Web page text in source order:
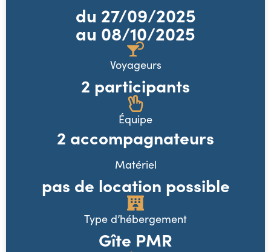
du 27/09/2025
au 08/10/2025
Voyageurs
2 participants
Équipe
2 accompagnateurs
Matériel
pas de location possible
Type d’hébergement
Gîte PMR